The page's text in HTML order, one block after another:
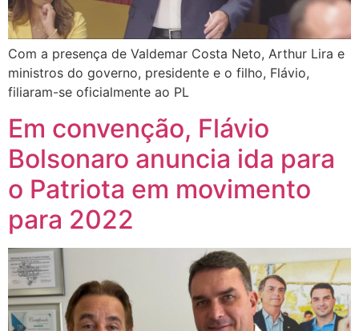
Com a presença de Valdemar Costa Neto, Arthur Lira e
ministros do governo, presidente e o filho, Flávio,
filiaram-se oficialmente ao PL
Em convenção, Flávio
Bolsonaro anuncia ida para
o Patriota em movimento
para 2022